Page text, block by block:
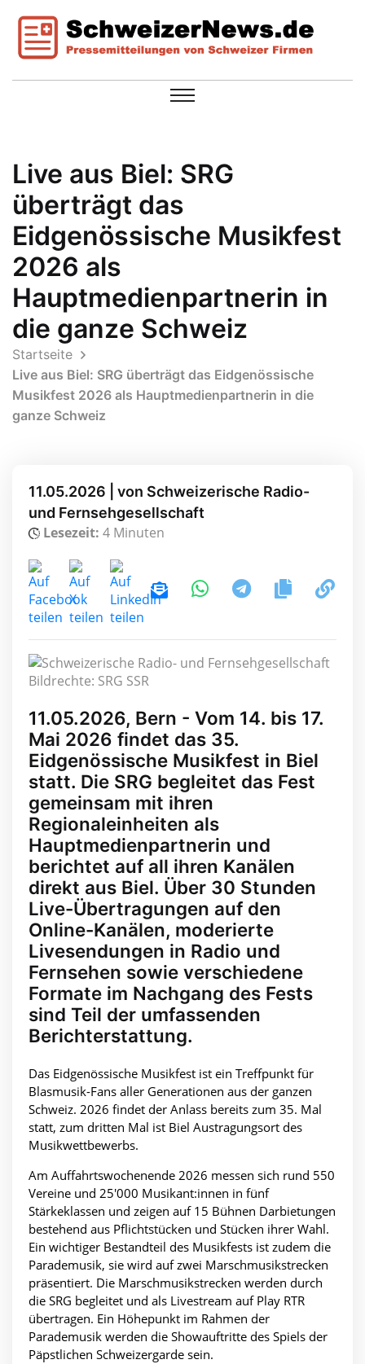
Live aus Biel: SRG
überträgt das
Eidgenössische Musikfest
2026 als
Hauptmedienpartnerin in
die ganze Schweiz
Startseite
Live aus Biel: SRG überträgt das Eidgenössische
Musikfest 2026 als Hauptmedienpartnerin in die
ganze Schweiz
11.05.2026 | von Schweizerische Radio-
und Fernsehgesellschaft
Lesezeit: 4 Minuten
Bildrechte: SRG SSR
11.05.2026, Bern - Vom 14. bis 17.
Mai 2026 findet das 35.
Eidgenössische Musikfest in Biel
statt. Die SRG begleitet das Fest
gemeinsam mit ihren
Regionaleinheiten als
Hauptmedienpartnerin und
berichtet auf all ihren Kanälen
direkt aus Biel. Über 30 Stunden
Live-Übertragungen auf den
Online-Kanälen, moderierte
Livesendungen in Radio und
Fernsehen sowie verschiedene
Formate im Nachgang des Fests
sind Teil der umfassenden
Berichterstattung.
Das Eidgenössische Musikfest ist ein Treffpunkt für
Blasmusik-Fans aller Generationen aus der ganzen
Schweiz. 2026 findet der Anlass bereits zum 35. Mal
statt, zum dritten Mal ist Biel Austragungsort des
Musikwettbewerbs.
Am Auffahrtswochenende 2026 messen sich rund 550
Vereine und 25'000 Musikant:innen in fünf
Stärkeklassen und zeigen auf 15 Bühnen Darbietungen
bestehend aus Pflichtstücken und Stücken ihrer Wahl.
Ein wichtiger Bestandteil des Musikfests ist zudem die
Parademusik, sie wird auf zwei Marschmusikstrecken
präsentiert. Die Marschmusikstrecken werden durch
die SRG begleitet und als Livestream auf Play RTR
übertragen. Ein Höhepunkt im Rahmen der
Parademusik werden die Showauftritte des Spiels der
Päpstlichen Schweizergarde sein.